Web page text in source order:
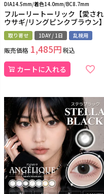
DIA14.5mm/着色14.0mm/BC8.7mm
フルーリートーリック【愛され
ウサギ/リングピンクブラウン】
取り寄せ 1DAY / 1日 乱視用
販売価格 1,485 税込
カートに入れる